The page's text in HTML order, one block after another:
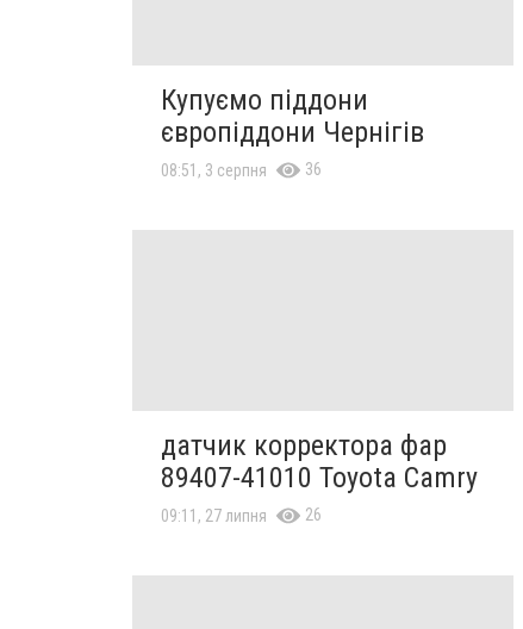
Купуємо піддони
європіддони Чернігів
08:51, 3 серпня 36
датчик корректора фар
89407-41010 Toyota Camry
09:11, 27 липня 26